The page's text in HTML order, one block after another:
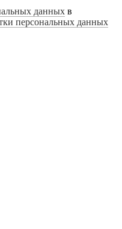
данных в
персональных данных